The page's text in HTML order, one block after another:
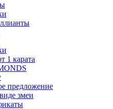
1 карата
предложение
змеи